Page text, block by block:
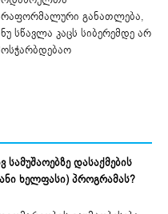
განათლება,
სწავლა კაცს სიბერემდე არ
დასაქმების
ხელფასი) პროგრამას?